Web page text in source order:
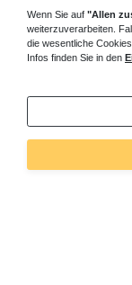
Wenn Sie auf "Allen
weiterzuverarbeiten.
die wesentliche
Infos finden Sie in den